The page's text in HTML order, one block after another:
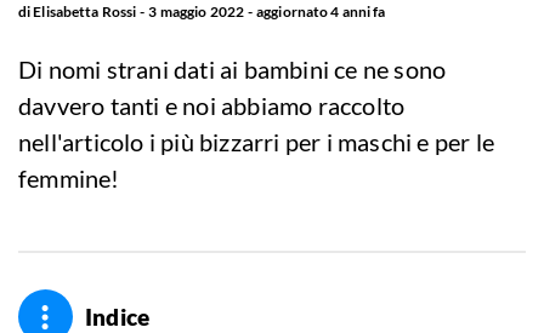
diElisabetta Rossi 3 maggio 2022 aggiornato4 anni fa
Di nomi strani dati ai bambini ce ne sono
davvero tanti e noi abbiamo raccolto
nell'articolo i più bizzarri per i maschi e per le
femmine!
Indice